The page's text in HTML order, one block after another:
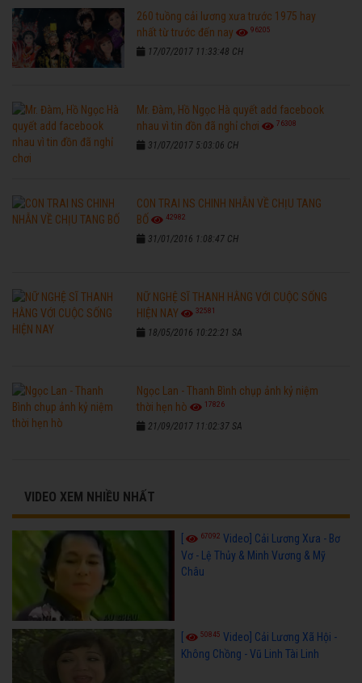
260 tuồng cải lương xưa trước 1975 hay
nhất từ trước đến nay
96205
17/07/2017 11:33:48 CH
Mr. Đàm, Hồ Ngọc Hà quyết add facebook
nhau vì tin đồn đã nghỉ chơi
76308
31/07/2017 5:03:06 CH
CON TRAI NS CHINH NHẪN VỀ CHỊU TANG
BỐ
42982
31/01/2016 1:08:47 CH
NỮ NGHỆ SĨ THANH HẰNG VỚI CUỘC SỐNG
HIỆN NAY
32581
18/05/2016 10:22:21 SA
Ngọc Lan - Thanh Bình chụp ảnh kỷ niệm
thời hẹn hò
17826
21/09/2017 11:02:37 SA
VIDEO XEM NHIỀU NHẤT
[ 67092 Video] Cải Lương Xưa - Bơ
Vơ - Lệ Thủy & Minh Vương & Mỹ
Châu
50845 Video] Cải Lương Xã Hội -
Không Chồng - Vũ Linh Tài Linh